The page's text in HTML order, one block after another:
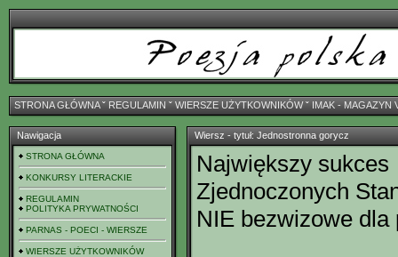
STRONA GŁÓWNAˇ REGULAMIN ˇ WIERSZE UŻYTKOWNIKÓWˇ IMAK - MAGAZYN
Nawigacja
STRONA GŁÓWNA
KONKURSY LITERACKIE
REGULAMIN
POLITYKA PRYWATNOŚCI
PARNAS - POECI - WIERSZE
WIERSZE UŻYTKOWNIKÓW
Wiersz - tytuł: Jednostronna gorycz
Największy sukces
Zjednoczonych
NIE bezwizowe